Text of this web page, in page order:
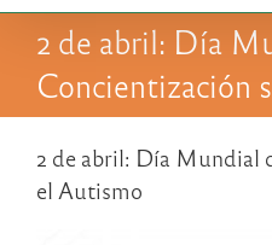
2 de abril: Día
Concientización
2 de abril: Día Mundial
el Autismo